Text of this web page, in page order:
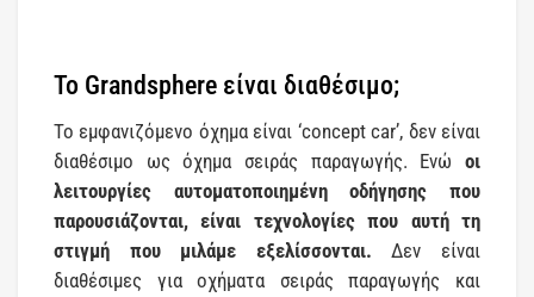
Το Grandsphere είναι διαθέσιμο;
Το εμφανιζόμενο όχημα είναι ‘concept car’, δεν είναι
διαθέσιμο ως όχημα σειράς παραγωγής. Ενώ οι
λειτουργίες αυτοματοποιημένη οδήγησης που
παρουσιάζονται, είναι τεχνολογίες που αυτή τη
στιγμή που μιλάμε εξελίσσονται. Δεν είναι
διαθέσιμες για οχήματα σειράς παραγωγής και